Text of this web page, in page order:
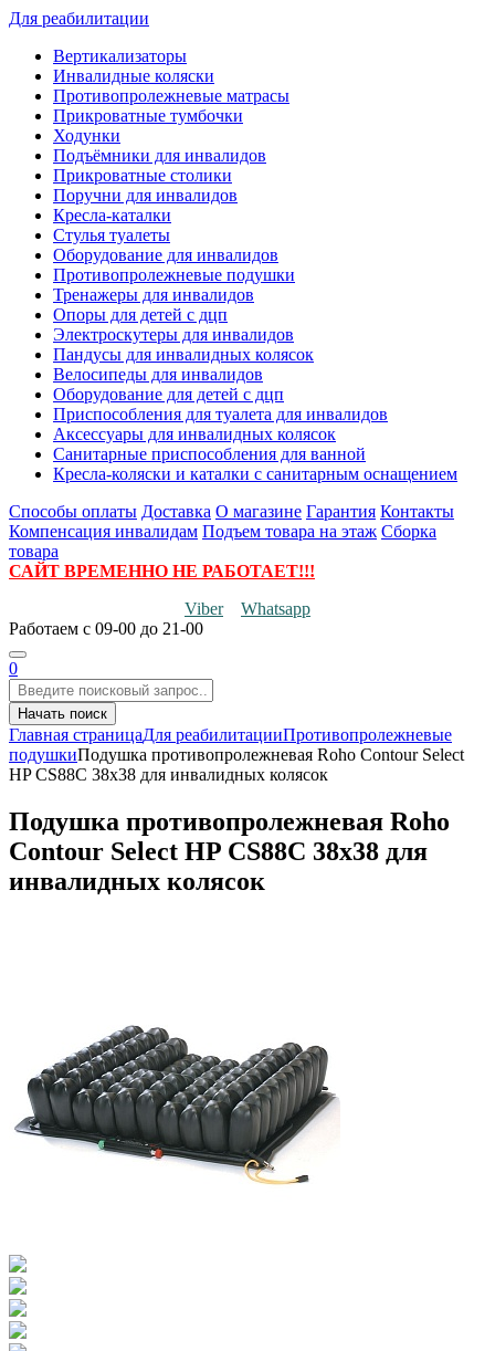
Для реабилитации
Вертикализаторы
Инвалидные коляски
Противопролежневые матрасы
Прикроватные тумбочки
Ходунки
Подъёмники для инвалидов
Прикроватные столики
Поручни для инвалидов
Кресла-каталки
Стулья туалеты
Оборудование для инвалидов
Противопролежневые подушки
Тренажеры для инвалидов
Опоры для детей с дцп
Электроскутеры для инвалидов
Пандусы для инвалидных колясок
Велосипеды для инвалидов
Оборудование для детей с дцп
Приспособления для туалета для инвалидов
Аксессуары для инвалидных колясок
Санитарные приспособления для ванной
Кресла-коляски и каталки с санитарным оснащением
Способы оплаты Доставка О магазине Гарантия Контакты
Компенсация инвалидам Подъем товара на этаж Сборка
товара
САЙТ ВРЕМЕННО НЕ РАБОТАЕТ!!!
Viber
Whatsapp
Работаем с 09-00 до 21-00
0
Начать поиск
Главная страницаДля реабилитацииПротивопролежневые
подушкиПодушка противопролежневая Roho Contour Select
HP CS88C 38х38 для инвалидных колясок
Подушка противопролежневая Roho
Contour Select HP CS88C 38х38 для
инвалидных колясок